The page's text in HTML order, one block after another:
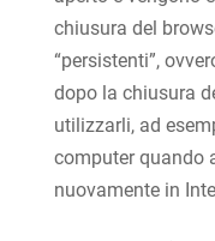
chiusura del
“persistenti”,
dopo la chiusura
utilizzarli, ad
computer quando
nuovamente in